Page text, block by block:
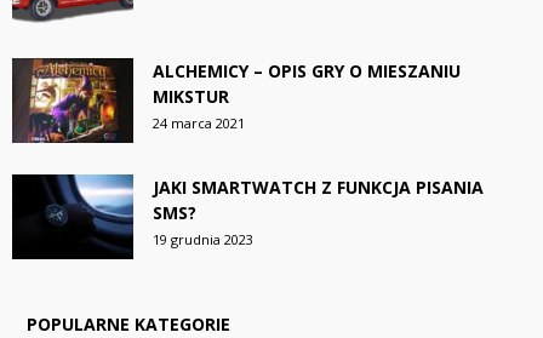
ALCHEMICY – OPIS GRY O MIESZANIU
MIKSTUR
24 marca 2021
JAKI SMARTWATCH Z FUNKCJA PISANIA
SMS?
19 grudnia 2023
POPULARNE KATEGORIE